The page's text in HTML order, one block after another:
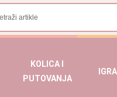
KOLICA I
PUTOVANJA